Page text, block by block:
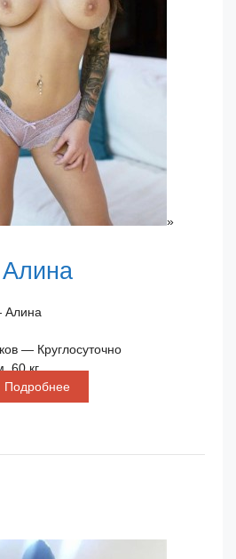
»
Алина
Алина
— Круглосуточно
60 кг
Подробнее